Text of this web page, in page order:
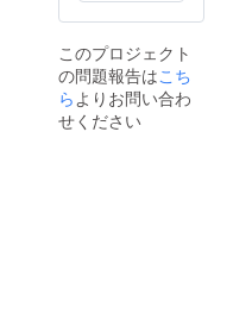
このプロジェクト
の問題報告はこち
らよりお問い合わ
せください